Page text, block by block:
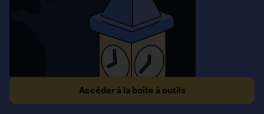
Accéder à la boite à outils